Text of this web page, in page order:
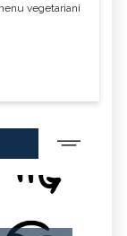
vegetariani